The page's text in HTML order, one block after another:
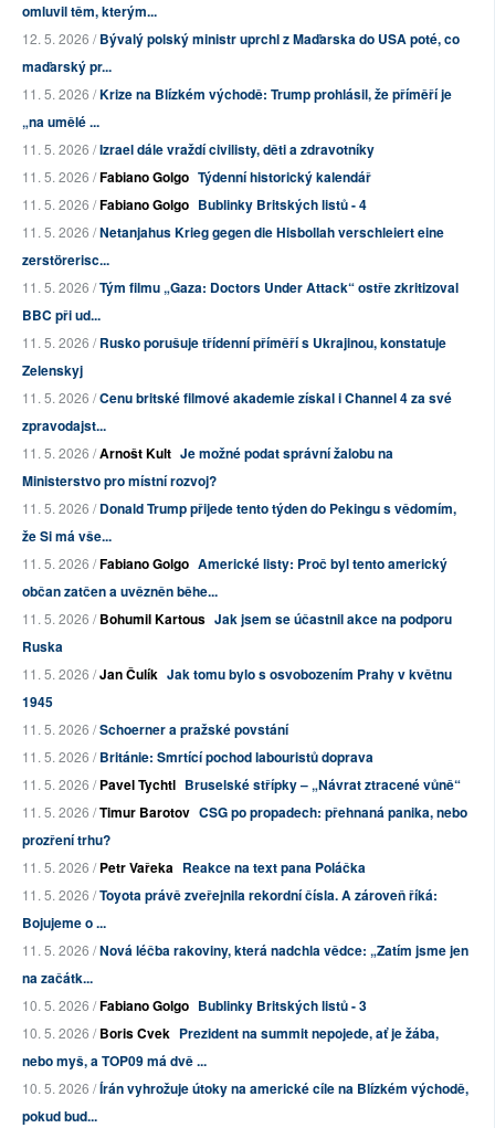
omluvil těm, kterým...
12. 5. 2026 /Bývalý polský ministr uprchl z Maďarska do USA poté, co
maďarský pr...
11. 5. 2026 /Krize na Blízkém východě: Trump prohlásil, že příměří je
„na umělé ...
11. 5. 2026 /Izrael dále vraždí civilisty, děti a zdravotníky
11. 5. 2026 /Fabiano Golgo Týdenní historický kalendář
11. 5. 2026 /Fabiano Golgo Bublinky Britských listů - 4
11. 5. 2026 /Netanjahus Krieg gegen die Hisbollah verschleiert eine
zerstörerisc...
11. 5. 2026 /Tým filmu „Gaza: Doctors Under Attack“ ostře zkritizoval
BBC při ud...
11. 5. 2026 /Rusko porušuje třídenní příměří s Ukrajinou, konstatuje
Zelenskyj
11. 5. 2026 /Cenu britské filmové akademie získal i Channel 4 za své
zpravodajst...
11. 5. 2026 /Arnošt Kult Je možné podat správní žalobu na
Ministerstvo pro místní rozvoj?
11. 5. 2026 /Donald Trump přijede tento týden do Pekingu s vědomím,
že Si má vše...
11. 5. 2026 /Fabiano Golgo Americké listy: Proč byl tento americký
občan zatčen a uvězněn běhe...
11. 5. 2026 /Bohumil Kartous Jak jsem se účastnil akce na podporu
Ruska
11. 5. 2026 /Jan Čulík Jak tomu bylo s osvobozením Prahy v květnu
1945
11. 5. 2026 /Schoerner a pražské povstání
11. 5. 2026 /Británie: Smrtící pochod labouristů doprava
11. 5. 2026 /Pavel Tychtl Bruselské střípky – „Návrat ztracené vůně“
11. 5. 2026 /Timur Barotov CSG po propadech: přehnaná panika, nebo
prozření trhu?
11. 5. 2026 /Petr Vařeka Reakce na text pana Poláčka
11. 5. 2026 /Toyota právě zveřejnila rekordní čísla. A zároveň říká:
Bojujeme o ...
11. 5. 2026 /Nová léčba rakoviny, která nadchla vědce: „Zatím jsme jen
na začátk...
10. 5. 2026 /Fabiano Golgo Bublinky Britských listů - 3
10. 5. 2026 /Boris Cvek Prezident na summit nepojede, ať je žába,
nebo myš, a TOP09 má dvě ...
10. 5. 2026 /Írán vyhrožuje útoky na americké cíle na Blízkém východě,
pokud bud...